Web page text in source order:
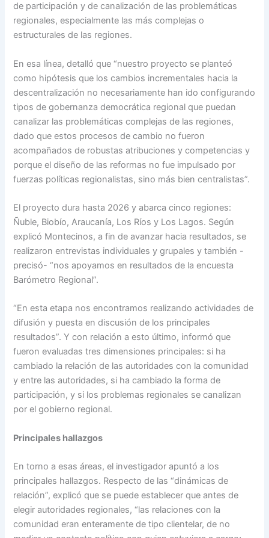
de participación y de canalización de las problemáticas
regionales, especialmente las más complejas o
estructurales de las regiones.
En esa línea, detalló que “nuestro proyecto se planteó
como hipótesis que los cambios incrementales hacia la
descentralización no necesariamente han ido configurando
tipos de gobernanza democrática regional que puedan
canalizar las problemáticas complejas de las regiones,
dado que estos procesos de cambio no fueron
acompañados de robustas atribuciones y competencias y
porque el diseño de las reformas no fue impulsado por
fuerzas políticas regionalistas, sino más bien centralistas”.
El proyecto dura hasta 2026 y abarca cinco regiones:
Ñuble, Biobío, Araucanía, Los Ríos y Los Lagos. Según
explicó Montecinos, a fin de avanzar hacia resultados, se
realizaron entrevistas individuales y grupales y también -
precisó- “nos apoyamos en resultados de la encuesta
Barómetro Regional”.
“En esta etapa nos encontramos realizando actividades de
difusión y puesta en discusión de los principales
resultados”. Y con relación a esto último, informó que
fueron evaluadas tres dimensiones principales: si ha
cambiado la relación de las autoridades con la comunidad
y entre las autoridades, si ha cambiado la forma de
participación, y si los problemas regionales se canalizan
por el gobierno regional.
Principales hallazgos
En torno a esas áreas, el investigador apuntó a los
principales hallazgos. Respecto de las “dinámicas de
relación”, explicó que se puede establecer que antes de
elegir autoridades regionales, “las relaciones con la
comunidad eran enteramente de tipo clientelar, de no